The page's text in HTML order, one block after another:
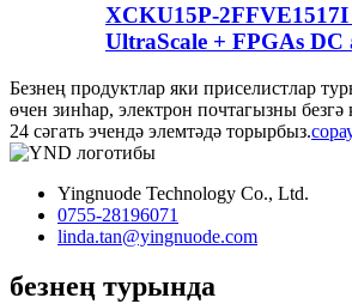
XCKU15P-
UltraScale + FPGAs DC
Безнең продуктлар яки приселистлар
өчен зинһар, электрон почтагызны
24 сәгать эчендә элемтәдә торырбыз.
Yingnuode Technology Co., Ltd.
0755-28196071
linda.tan@yingnuode.com
безнең турында